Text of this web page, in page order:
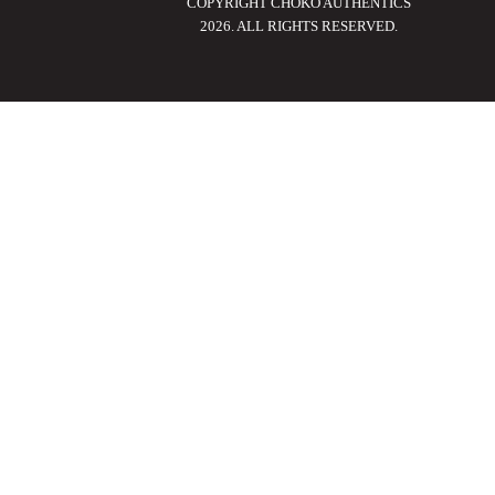
2026. ALL RIGHTS RESERVED.